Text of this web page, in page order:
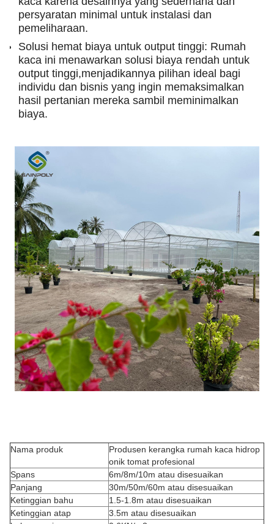
persyaratan minimal untuk instalasi dan
pemeliharaan.
Solusi hemat biaya untuk output tinggi: Rumah
kaca ini menawarkan solusi biaya rendah untuk
output tinggi,menjadikannya pilihan ideal bagi
individu dan bisnis yang ingin memaksimalkan
hasil pertanian mereka sambil meminimalkan
biaya.
Nama produk
Produsen kerangka rumah kaca hidrop
onik tomat profesional
Spans
6m/8m/10m atau disesuaikan
Panjang
30m/50m/60m atau disesuaikan
Ketinggian bahu
1.5-1.8m atau disesuaikan
Ketinggian atap
3.5m atau disesuaikan